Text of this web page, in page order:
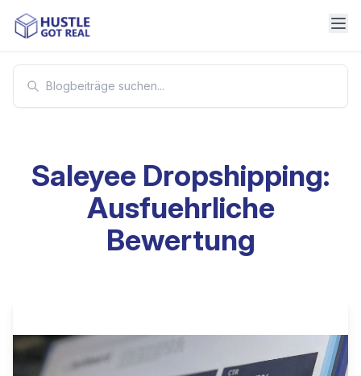
Saleyee Dropshipping:
Ausfuehrliche
Bewertung